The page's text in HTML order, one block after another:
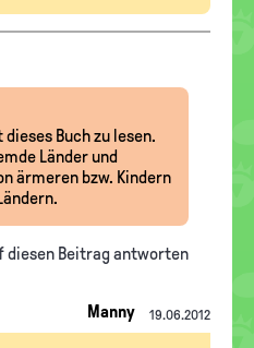
Buch zu lesen.
Länder und
ärmeren bzw. Kindern
diesen Beitrag antworten
Manny 19.06.2012